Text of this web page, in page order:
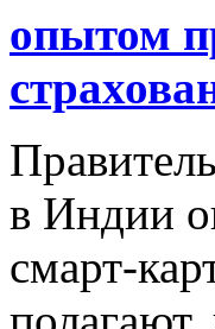
опытом
в Индии
смарт-